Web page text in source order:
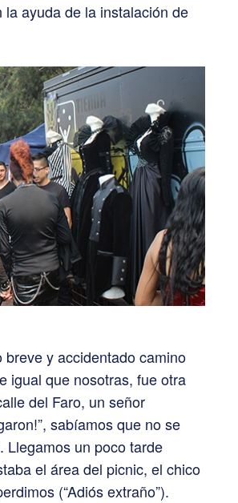
ayuda de la instalación de
y accidentado camino
igual que nosotras, fue otra
del Faro, un señor
sabíamos que no se
Llegamos un poco tarde
el área del picnic, el chico
(“Adiós extraño”).